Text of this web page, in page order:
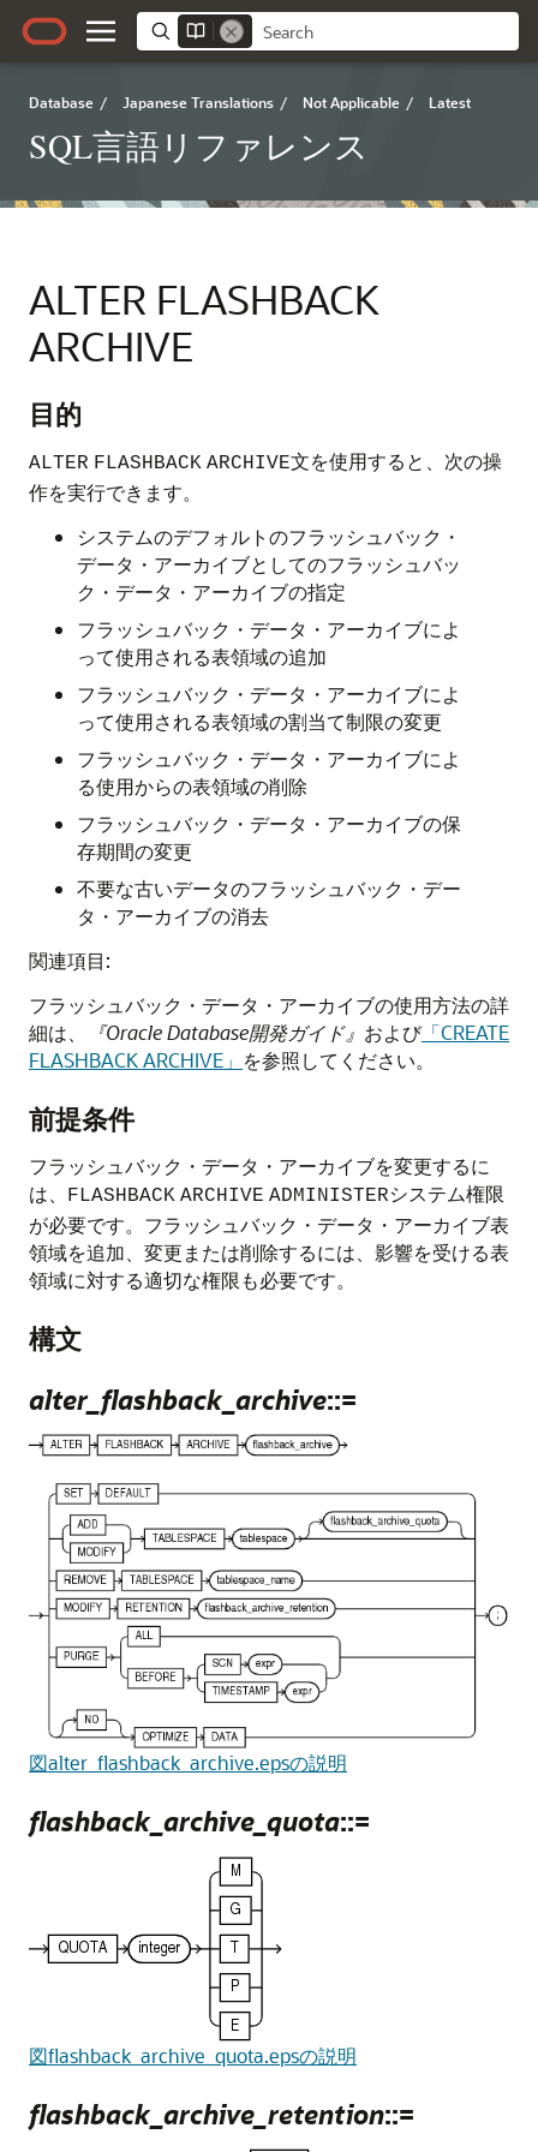
Database / Japanese Translations / Not Applicable / Latest
SQL言語リファレンス
ALTER FLASHBACK
ARCHIVE
目的
ALTER FLASHBACK ARCHIVE文を使用すると、次の操
作を実行できます。
システムのデフォルトのフラッシュバック・
データ・アーカイブとしてのフラッシュバッ
ク・データ・アーカイブの指定
フラッシュバック・データ・アーカイブによ
って使用される表領域の追加
フラッシュバック・データ・アーカイブによ
って使用される表領域の割当て制限の変更
フラッシュバック・データ・アーカイブによ
る使用からの表領域の削除
フラッシュバック・データ・アーカイブの保
存期間の変更
不要な古いデータのフラッシュバック・デー
タ・アーカイブの消去
関連項目:
フラッシュバック・データ・アーカイブの使用方法の詳
細は、
『Oracle Database開発ガイド』 および「CREATE
FLASHBACK ARCHIVE」 を参照してください。
前提条件
フラッシュバック・データ・アーカイブを変更するに
は、
FLASHBACK ARCHIVE ADMINISTERシステム権限
が必要です。フラッシュバック・データ・アーカイブ表
領域を追加、変更または削除するには、影響を受ける表
領域に対する適切な権限も必要です。
構文
alter_flashback_archive::=
図alter_flashback_archive.epsの説明
flashback_archive_quota::=
図flashback_archive_quota.epsの説明
flashback_archive_retention::=